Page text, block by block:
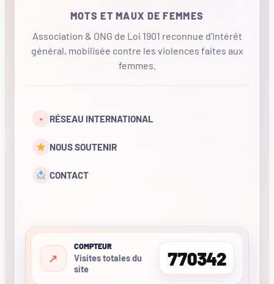
MOTS ET MAUX DE FEMMES
Association & ONG de Loi 1901 reconnue d'intérêt
général, mobilisée contre les violences faites aux
femmes.
• RÉSEAU INTERNATIONAL
NOUS SOUTENIR
CONTACT
COMPTEUR
Visites totales du
site
770342